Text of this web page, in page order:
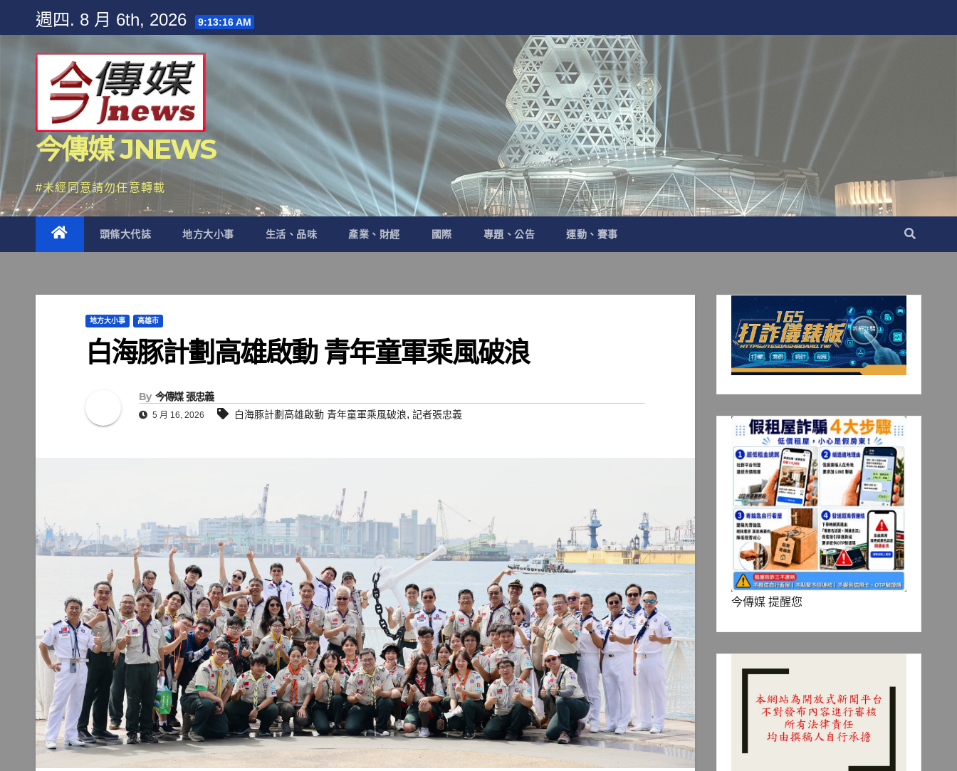
content
週四. 8 月 6th, 2026 9:13:18 AM
今傳媒 JNEWS
#未經同意請勿任意轉載
頭條大代誌 地方大小事 生活、品味 產業、財經 國際 專題、公告 運動、賽事
地方大小事 高雄市
白海豚計劃高雄啟動 青年童軍乘風破浪
By 今傳媒 張忠義
5 月 16, 2026 白海豚計劃高雄啟動 青年童軍乘風破浪, 記者張忠義
今傳媒 提醒您